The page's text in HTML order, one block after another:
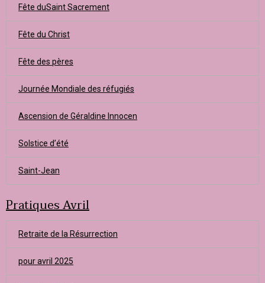
Fête duSaint Sacrement
Fête du Christ
Fête des pères
Journée Mondiale des réfugiés
Ascension de Géraldine Innocen
Solstice d’été
Saint-Jean
Pratiques Avril
Retraite de la Résurrection
pour avril 2025